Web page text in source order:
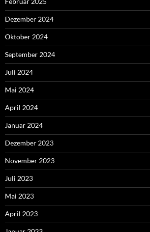
Dezember 2024
Oktober 2024
September 2024
Juli 2024
Mai 2024
April 2024
Januar 2024
Dezember 2023
November 2023
Juli 2023
Mai 2023
April 2023